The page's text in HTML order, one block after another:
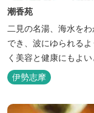
潮香苑
二見の名湯、海水を
でき、波にゆられる
く美容と健康にもよ
伊勢志摩